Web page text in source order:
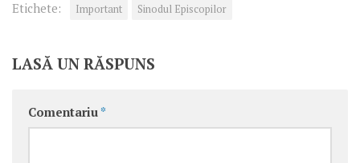
Etichete: Important Sinodul Episcopilor
LASĂ UN RĂSPUNS
Comentariu *